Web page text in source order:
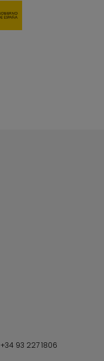
+34 93 227 1806